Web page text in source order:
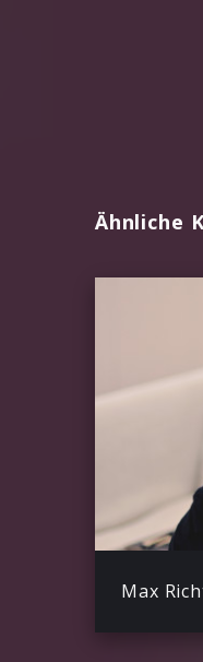
Ähnliche
Max